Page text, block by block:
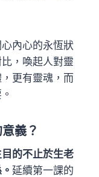
內心的永恆狀
，喚起人對靈
更有靈魂，而
義？
的不止於生老
延續第一課的